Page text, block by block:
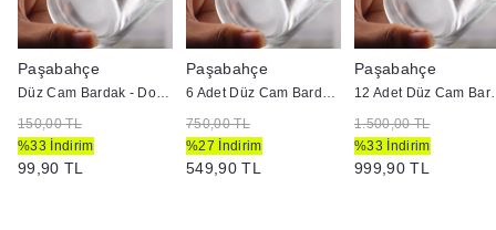
Paşabahçe
Düz Cam Bardak - Doluma Uygun
150,00 TL
%33 İndirim
99,90 TL
Paşabahçe
6 Adet Düz Cam Bardak - Doluma Uygun
750,00 TL
%27 İndirim
549,90 TL
Paşabahçe
12 Adet
1.500,00 TL
%33 İndirim
999,90 TL